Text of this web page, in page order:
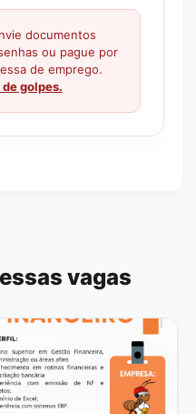
documentos
ou pague por
de emprego.
golpes.
vagas